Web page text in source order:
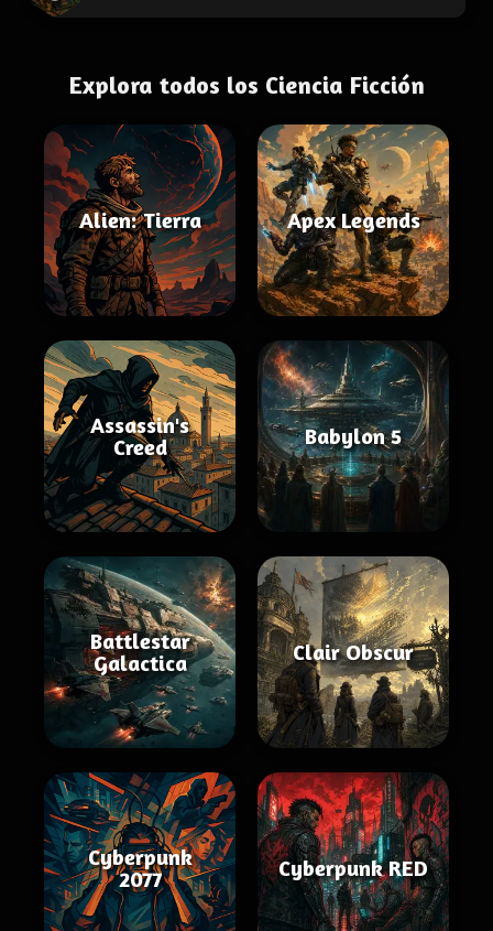
Explora todos los Ciencia Ficción
Alien: Tierra Apex Legends
Assassin's
Creed
Babylon 5
Battlestar
Galactica
Clair Obscur
Cyberpunk
2077
Cyberpunk RED